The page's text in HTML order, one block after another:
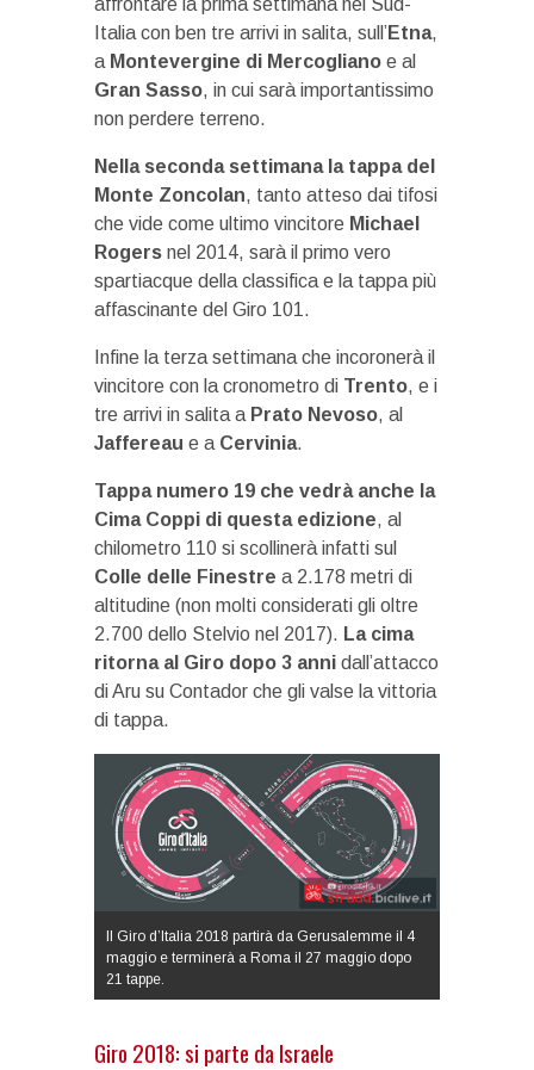
Italia con ben tre arrivi in salita, sull’Etna,
a Montevergine di Mercogliano e al
Gran Sasso, in cui sarà importantissimo
non perdere terreno.
Nella seconda settimana la tappa del
Monte Zoncolan, tanto atteso dai tifosi
che vide come ultimo vincitore Michael
Rogers nel 2014, sarà il primo vero
spartiacque della classifica e la tappa più
affascinante del Giro 101.
Infine la terza settimana che incoronerà il
vincitore con la cronometro di Trento, e i
tre arrivi in salita a Prato Nevoso, al
Jaffereau e a Cervinia.
Tappa numero 19 che vedrà anche la
Cima Coppi di questa edizione, al
chilometro 110 si scollinerà infatti sul
Colle delle Finestre a 2.178 metri di
altitudine (non molti considerati gli oltre
2.700 dello Stelvio nel 2017). La cima
ritorna al Giro dopo 3 anni dall’attacco
di Aru su Contador che gli valse la vittoria
di tappa.
Il Giro d’Italia 2018 partirà da Gerusalemme il 4
maggio e terminerà a Roma il 27 maggio dopo
21 tappe.
Giro 2018: si parte da Israele